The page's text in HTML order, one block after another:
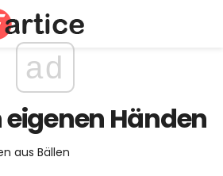
ad
eigenen Händen
aus Bällen